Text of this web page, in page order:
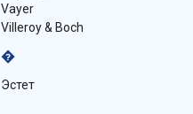
Vayer
Villeroy & Boch
�
Эстет